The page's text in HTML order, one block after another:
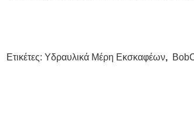
Ετικέτες: Υδραυλικά Μέρη Εκσκαφέων,